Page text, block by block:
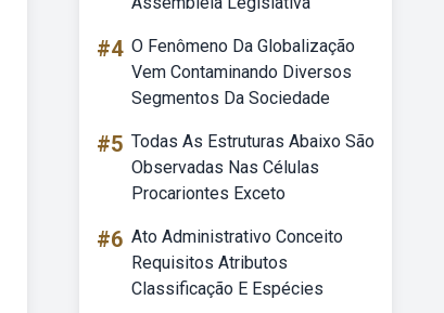
#4 O Fenômeno Da Globalização
Vem Contaminando Diversos
Segmentos Da Sociedade
#5 Todas As Estruturas Abaixo São
Observadas Nas Células
Procariontes Exceto
#6 Ato Administrativo Conceito
Requisitos Atributos
Classificação E Espécies